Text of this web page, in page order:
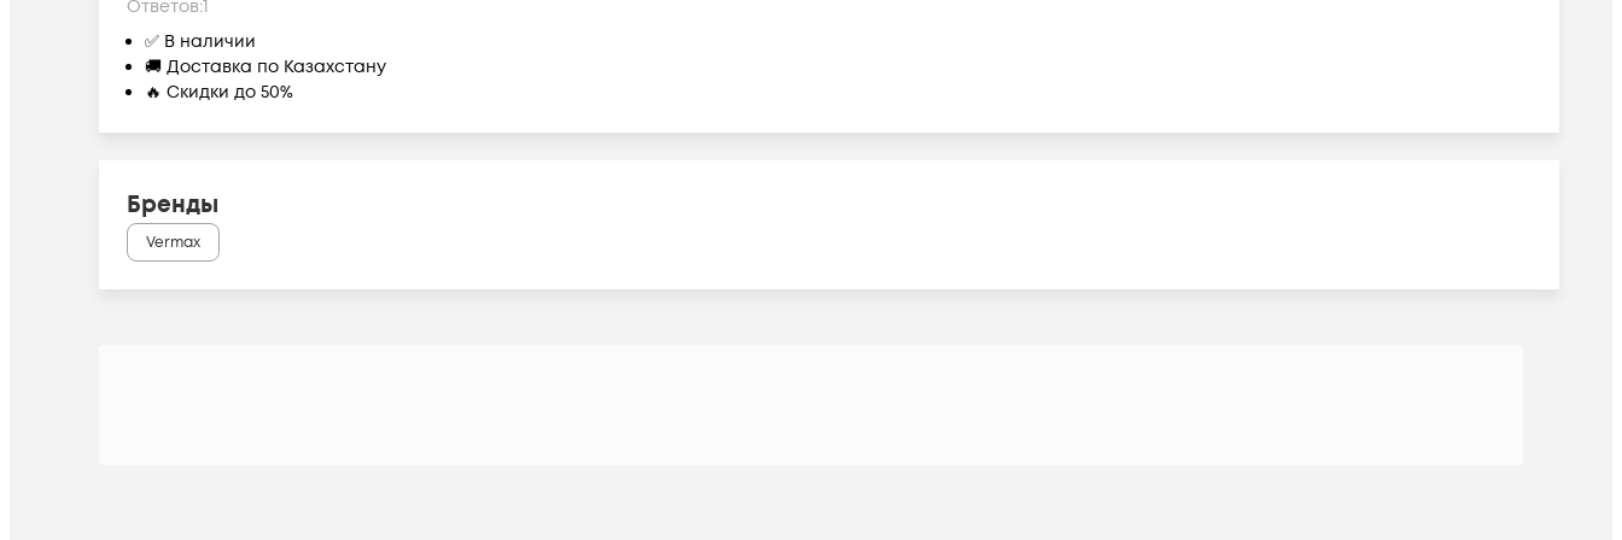
Ответов:1
✅ В наличии
🚚 Доставка по Казахстану
🔥 Скидки до 50%
Бренды
Vermax